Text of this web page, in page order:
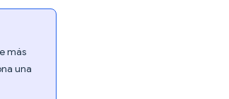
más
una